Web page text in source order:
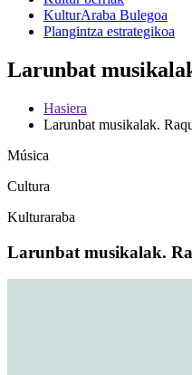
KulturAraba Bulegoa
Plangintza estrategikoa
Larunbat
Hasiera
Larunbat musikalak.
Música
Cultura
Kulturaraba
Larunbat musikalak.